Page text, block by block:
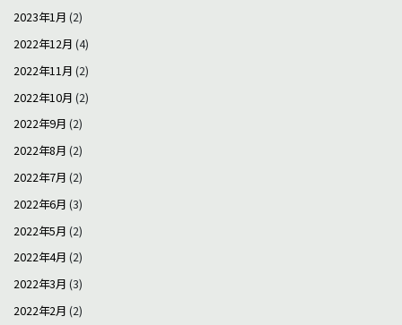
2023年1月 (2)
2022年12月 (4)
2022年11月 (2)
2022年10月 (2)
2022年9月 (2)
2022年8月 (2)
2022年7月 (2)
2022年6月 (3)
2022年5月 (2)
2022年4月 (2)
2022年3月 (3)
2022年2月 (2)